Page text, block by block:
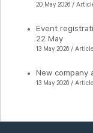
20 May 2026 /
Event
22 May
13 May 2026 / Article
New company
13 May 2026 / Article